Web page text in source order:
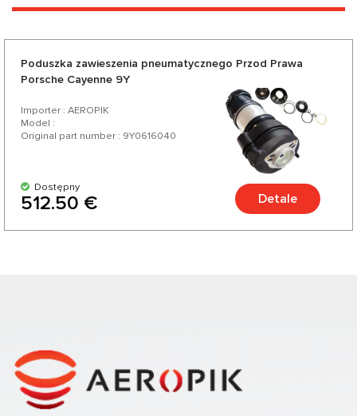
Poduszka zawieszenia pneumatycznego Przod Prawa
Porsche Cayenne 9Y
Importer : AEROPIK
Model :
Original part number : 9Y0616040
Dostępny
512.50 € Detale